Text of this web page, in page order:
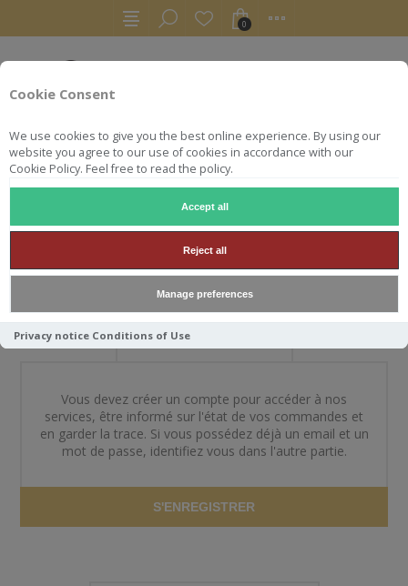
Cookie Consent
We use cookies to give you the best online experience. By using our
website you agree to our use of cookies in accordance with our
Cookie Policy. Feel free to read the policy.
Accept all
Reject all
Manage preferences
Privacy notice Conditions of Use
0
BIENVENUE DANS NOTRE
BOUTIQUE
NOUVEAU CLIENT
Vous devez créer un compte pour accéder à nos
services, être informé sur l'état de vos commandes et
en garder la trace. Si vous possédez déjà un email et un
mot de passe, identifiez vous dans l'autre partie.
S'ENREGISTRER